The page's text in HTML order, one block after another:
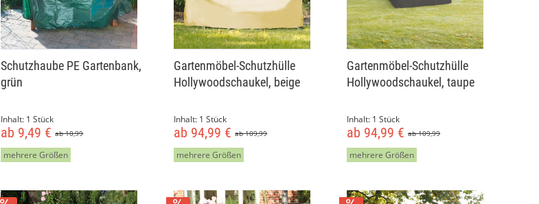
Schutzhaube PE Gartenbank,
grün
Inhalt: 1 Stück
ab 10,99
ab 9,49 €
mehrere Größen
Gartenmöbel-Schutzhülle
Hollywoodschaukel, beige
Inhalt: 1 Stück
ab 109,99
ab 94,99 €
mehrere Größen
Gartenmöbel-Schutzhülle
Hollywoodschaukel, taupe
Inhalt: 1 Stück
ab 109,99
ab 94,99 €
mehrere Größen